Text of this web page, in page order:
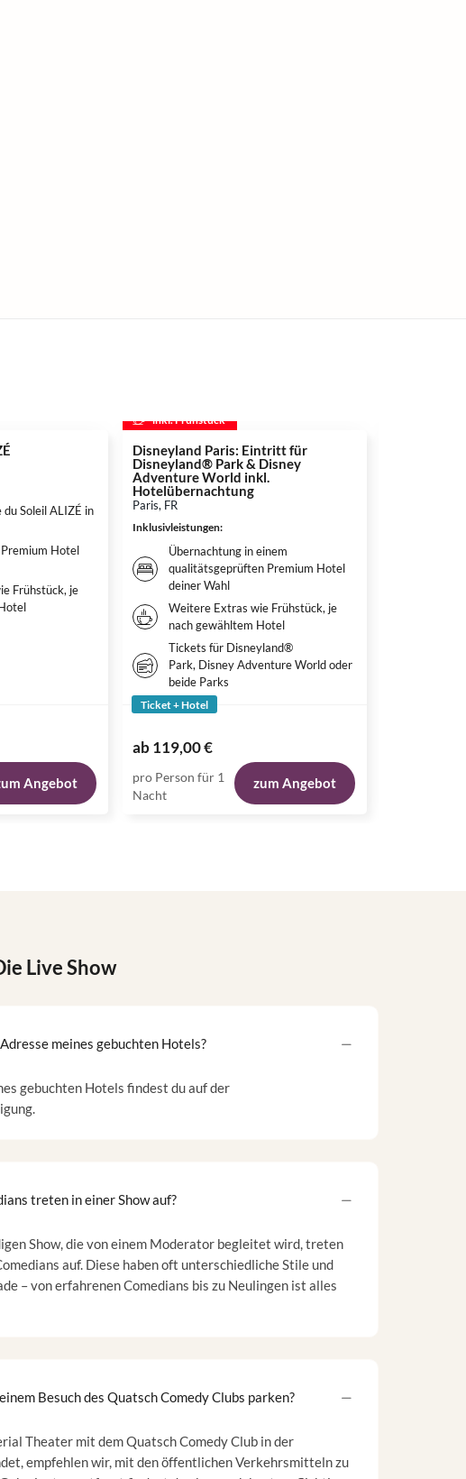
Soleil ALIZÉ in
Hotel
Frühstück, je
Angebot
inkl. Frühstück
Disneyland Paris: Eintritt für
Disneyland® Park & Disney
Adventure World inkl.
Hotelübernachtung
Paris, FR
Inklusivleistungen:
Übernachtung in einem
qualitätsgeprüften Premium Hotel
deiner Wahl
Weitere Extras wie Frühstück, je
nach gewähltem Hotel
Tickets für Disneyland®
Park, Disney Adventure World oder
beide Parks
Ticket + Hotel
ab119,00 €
pro Person für 1
Nacht
zum Angebot
Live Show
meines gebuchten Hotels?
gebuchten Hotels findest du auf der
treten in einer Show auf?
Show, die von einem Moderator begleitet wird, treten
auf. Diese haben oft unterschiedliche Stile und
– von erfahrenen Comedians bis zu Neulingen ist alles
Besuch des Quatsch Comedy Clubs parken?
Theater mit dem Quatsch Comedy Club in der
empfehlen wir, mit den öffentlichen Verkehrsmitteln zu